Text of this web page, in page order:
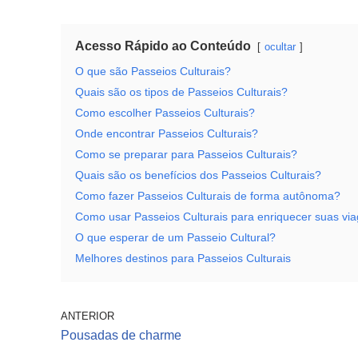
Acesso Rápido ao Conteúdo ocultar
O que são Passeios Culturais?
Quais são os tipos de Passeios Culturais?
Como escolher Passeios Culturais?
Onde encontrar Passeios Culturais?
Como se preparar para Passeios Culturais?
Quais são os benefícios dos Passeios Culturais?
Como fazer Passeios Culturais de forma autônoma?
Como usar Passeios Culturais para enriquecer suas
O que esperar de um Passeio Cultural?
Melhores destinos para Passeios Culturais
ANTERIOR
Pousadas de charme